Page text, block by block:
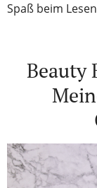
Spaß beim
Beauty